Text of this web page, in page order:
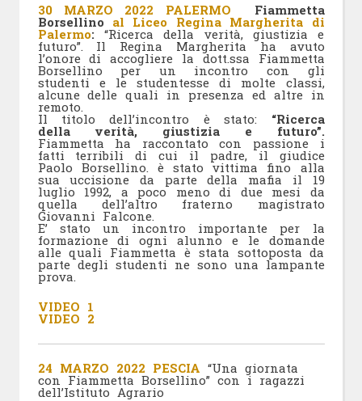
30 MARZO 2022 PALERMO Fiammetta
Borsellino al Liceo Regina Margherita di
Palermo:“Ricerca della verità, giustizia e
futuro”. Il Regina Margherita ha avuto
l’onore di accogliere la dott.ssa Fiammetta
Borsellino per un incontro con gli
studenti e le studentesse di molte classi,
alcune delle quali in presenza ed altre in
remoto.
Il titolo dell’incontro è stato: “Ricerca
della verità, giustizia e futuro”.
Fiammetta ha raccontato con passione i
fatti terribili di cui il padre, il giudice
Paolo Borsellino. è stato vittima fino alla
sua uccisione da parte della mafia il 19
luglio 1992, a poco meno di due mesi da
quella dell’altro fraterno magistrato
Giovanni Falcone.
E’ stato un incontro importante per la
formazione di ogni alunno e le domande
alle quali Fiammetta è stata sottoposta da
parte degli studenti ne sono una lampante
prova.
VIDEO 1
VIDEO 2
24 MARZO 2022 PESCIA “Una giornata
con Fiammetta Borsellino” con i ragazzi
dell’Istituto Agrario